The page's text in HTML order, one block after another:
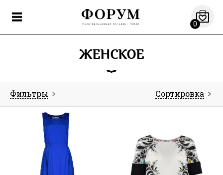
0
ЖЕНCКОЕ
Фильтры Сортировка